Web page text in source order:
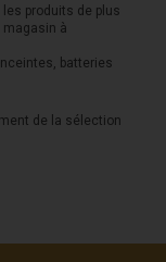
les produits de plus
magasin à
batteries
de la sélection